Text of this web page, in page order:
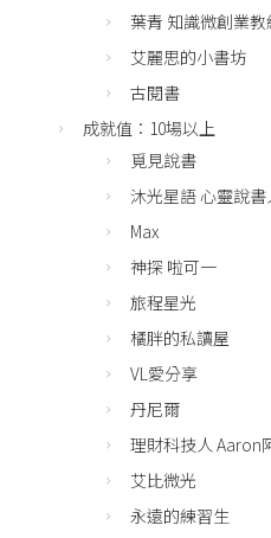
葉青 知識微創業教
艾麗思的小書坊
古閱書
成就值：10場以上
覓見說書
沐光星語 心靈說書
Max
神探 啦可一
旅程星光
橘胖的私讀屋
VL愛分享
丹尼爾
理財科技人 Aaron
艾比微光
永遠的練習生